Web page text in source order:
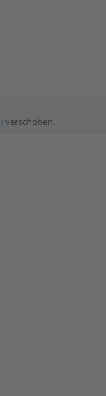
verschoben.